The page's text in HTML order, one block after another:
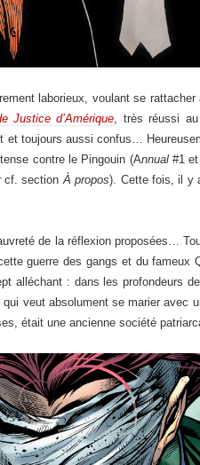
laborieux, voulant se
Justice d’Amérique, très réussi
et toujours aussi confus…
contre le Pingouin (Annual#1 et
cf. sectionÀ propos). Cette fois, il y
de la réflexion proposées…
guerre des gangs et du fameux
alléchant : dans les profondeurs
veut absolument se marier avec
était une ancienne société